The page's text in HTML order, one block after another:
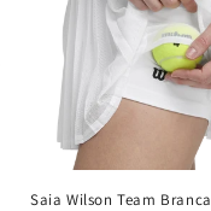
Saia Wilson Team Branca